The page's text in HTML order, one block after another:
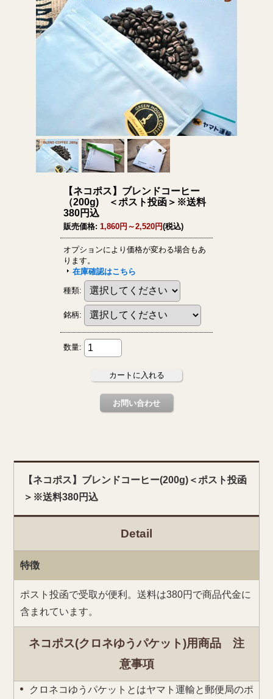
【ネコポス】ブレンドコーヒー(200g)＜ポスト投函
＞※送料380円込
Detail
特徴
ポスト投函で受取が便利。送料は380円で商品代金に
含まれています。
ネコポス(クロネゆうパケット)用商品 注
意事項
クロネコゆうパケットとはヤマト運輸と郵便局のポ